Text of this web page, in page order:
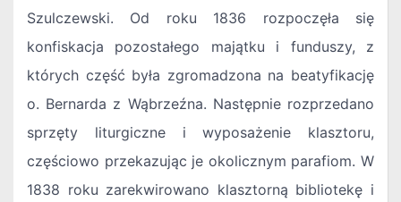
Szulczewski. Od roku 1836 rozpoczęła się
konfiskacja pozostałego majątku i funduszy, z
których część była zgromadzona na beatyfikację
o. Bernarda z Wąbrzeźna. Następnie rozprzedano
sprzęty liturgiczne i wyposażenie klasztoru,
częściowo przekazując je okolicznym parafiom. W
1838 roku zarekwirowano klasztorną bibliotekę i